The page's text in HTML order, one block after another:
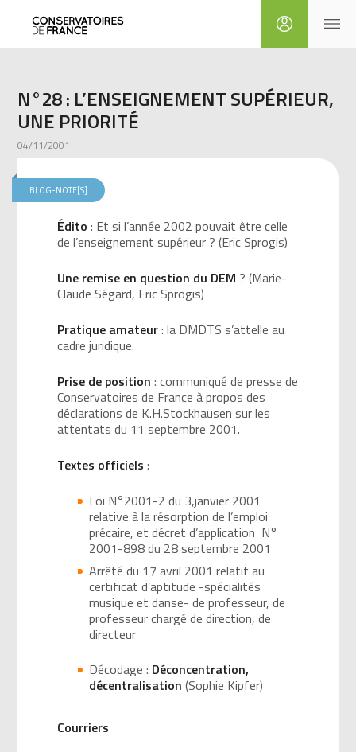
N°28 : L’ENSEIGNEMENT SUPÉRIEUR,
UNE PRIORITÉ
04/11/2001
BLOG-NOTE[S]
Édito: Et si l’année 2002 pouvait être celle
de l’enseignement supérieur ? (Eric Sprogis)
Une remise en question du DEM ? (Marie-
Claude Ségard, Eric Sprogis)
Pratique amateur: la DMDTS s’attelle au
cadre juridique.
Prise de position : communiqué de presse de
Conservatoires de France à propos des
déclarations de K.H.Stockhausen sur les
attentats du 11 septembre 2001.
Textes officiels :
Loi N°2001-2 du 3,janvier 2001
relative à la résorption de l’emploi
précaire, et décret d’application N°
2001-898 du 28 septembre 2001
Arrêté du 17 avril 2001 relatif au
certificat d’aptitude -spécialités
musique et danse- de professeur, de
professeur chargé de direction, de
directeur
Décodage : Déconcentration,
décentralisation (Sophie Kipfer)
Courriers